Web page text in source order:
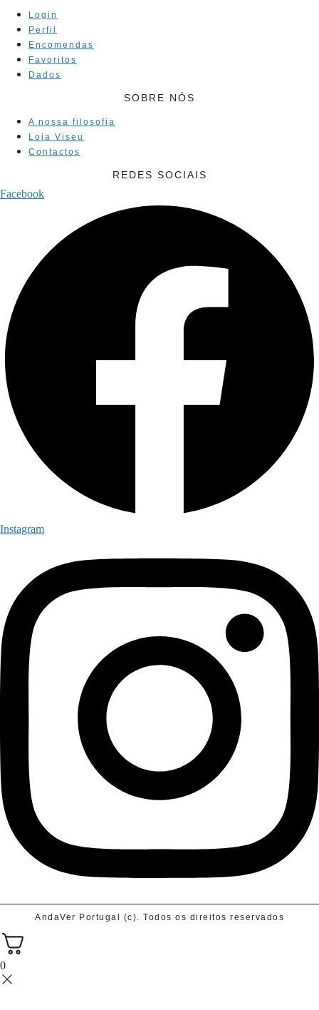
Login
Perfil
Encomendas
Favoritos
Dados
SOBRE NÓS
A nossa filosofia
Loja Viseu
Contactos
REDES SOCIAIS
Facebook
Instagram
AndaVer Portugal (c). Todos os direitos reservados
0